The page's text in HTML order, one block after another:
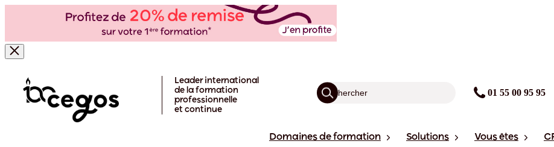
Leader international
de la formation
professionnelle
et continue
01 55 00 95 95
Domaines de formation Solutions Vous êtes
Formation - Déployer une communication interne engagée et coopérative
Pour qui ? Programme Objectifs Pédagogie Points forts